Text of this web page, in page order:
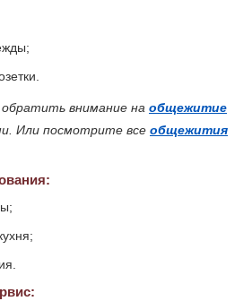
внимание на общежитие
Или посмотрите все общежития